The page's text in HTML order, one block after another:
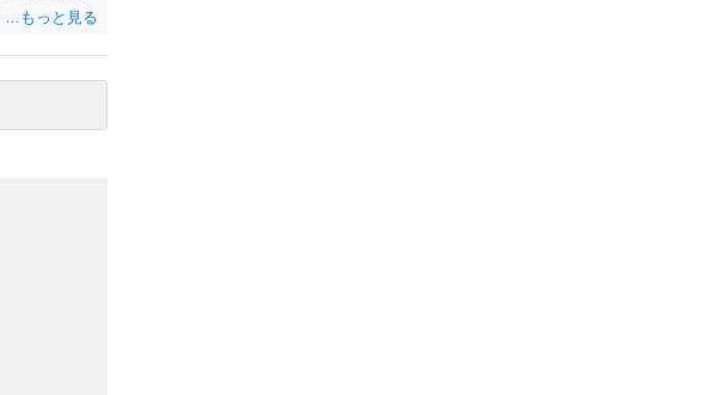
上前の日に
こと。 三
の罪を犯
万円以下の